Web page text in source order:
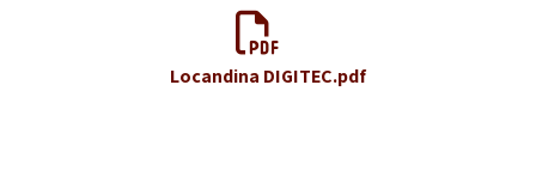
Locandina DIGITEC.pdf